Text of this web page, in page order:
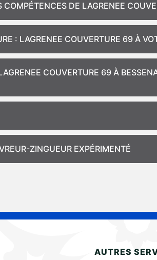
DE LAGRENEE
: LAGRENEE COUVERTURE 69 À
COUVERTURE 69 À
ZINGUEUR EXPÉRIMENTÉ
AUTRES